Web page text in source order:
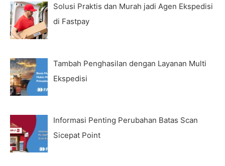
Solusi Praktis dan Murah jadi Agen Ekspedisi
di Fastpay
Tambah Penghasilan dengan Layanan Multi
Ekspedisi
Informasi Penting Perubahan Batas Scan
Sicepat Point